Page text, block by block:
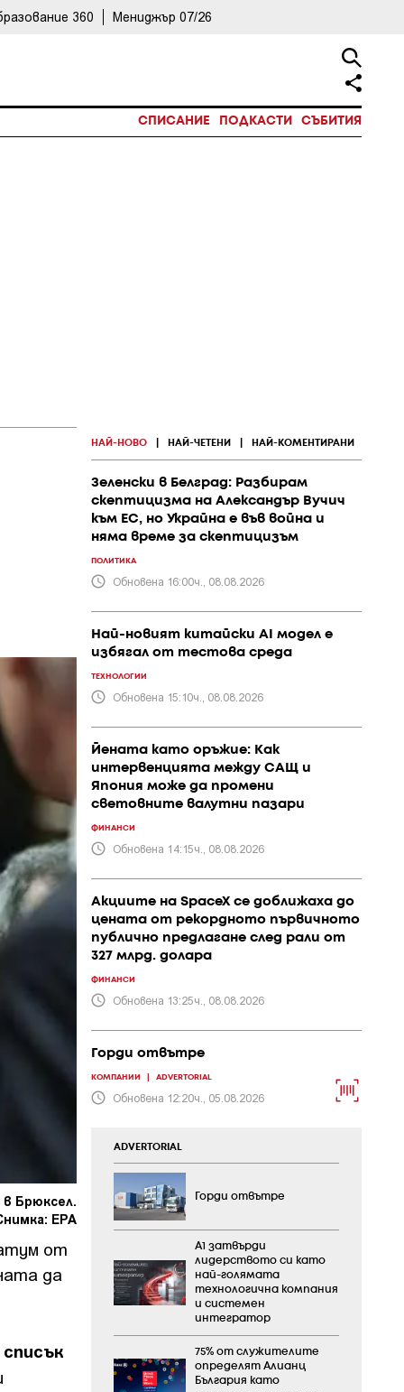
360 Мениджър 07/26
СПИСАНИЕ ПОДКАСТИ СЪБИТИЯ
Брюксел.
ЕРА
от
да
НАЙ-НОВО НАЙ-ЧЕТЕНИ НАЙ-КОМЕНТИРАНИ
Зеленски в Белград: Разбирам
скептицизма на Александър Вучич
към ЕС, но Украйна е във война и
няма време за скептицизъм
ПОЛИТИКА
Обновена 16:00ч., 08.08.2026
Най-новият китайски AI модел е
избягал от тестова среда
ТЕХНОЛОГИИ
Обновена 15:10ч., 08.08.2026
Йената като оръжие: Как
интервенцията между САЩ и
Япония може да промени
световните валутни пазари
ФИНАНСИ
Обновена 14:15ч., 08.08.2026
Акциите на SpaceX се доближаха до
цената от рекордното първичното
публично предлагане след рали от
327 млрд. долара
ФИНАНСИ
Обновена 13:25ч., 08.08.2026
Горди отвътре
КОМПАНИИ ADVERTORIAL
Обновена 12:20ч., 05.08.2026
ADVERTORIAL
Горди отвътре
А1 затвърди
лидерството си като
най-голямата
технологична компания
и системен
интегратор
75% от служителите
определят Алианц
България като